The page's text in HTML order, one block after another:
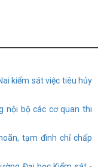
kiểm sát việc tiêu hủy
nội bộ các cơ quan thi
tạm đình chỉ chấp